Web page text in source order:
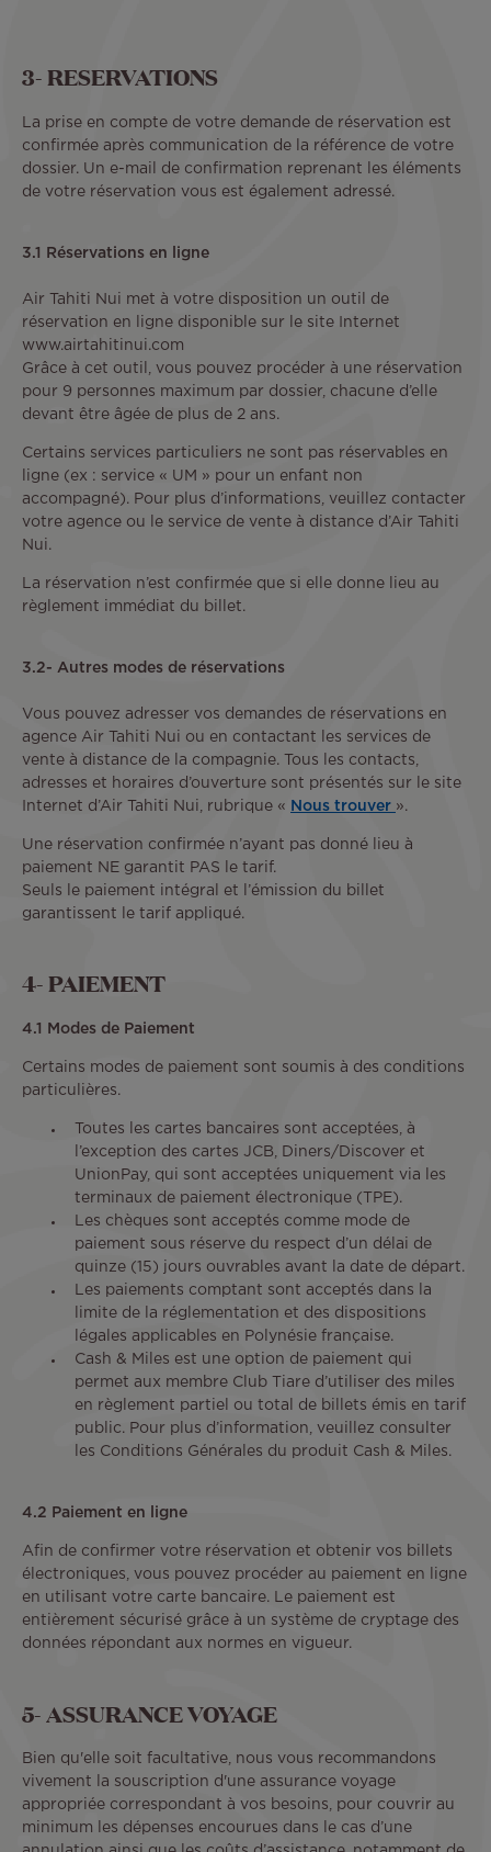
3- RESERVATIONS
La prise en compte de votre demande de réservation est
confirmée après communication de la référence de votre
dossier. Un e-mail de confirmation reprenant les éléments
de votre réservation vous est également adressé.
3.1 Réservations en ligne
Air Tahiti Nui met à votre disposition un outil de
réservation en ligne disponible sur le site Internet
www.airtahitinui.com
Grâce à cet outil, vous pouvez procéder à une réservation
pour 9 personnes maximum par dossier, chacune d’elle
devant être âgée de plus de 2 ans.
Certains services particuliers ne sont pas réservables en
ligne (ex : service « UM » pour un enfant non
accompagné). Pour plus d’informations, veuillez contacter
votre agence ou le service de vente à distance d’Air Tahiti
Nui.
La réservation n’est confirmée que si elle donne lieu au
règlement immédiat du billet.
3.2- Autres modes de réservations
Vous pouvez adresser vos demandes de réservations en
agence Air Tahiti Nui ou en contactant les services de
vente à distance de la compagnie. Tous les contacts,
adresses et horaires d’ouverture sont présentés sur le site
Internet d’Air Tahiti Nui, rubrique «
Nous trouver ».
Une réservation confirmée n’ayant pas donné lieu à
paiement NE garantit PAS le tarif.
Seuls le paiement intégral et l’émission du billet
garantissent le tarif appliqué.
4- PAIEMENT
4.1 Modes de Paiement
Certains modes de paiement sont soumis à des conditions
particulières.
Toutes les cartes bancaires sont acceptées, à
l’exception des cartes JCB, Diners/Discover et
UnionPay, qui sont acceptées uniquement via les
terminaux de paiement électronique (TPE).
Les chèques sont acceptés comme mode de
paiement sous réserve du respect d’un délai de
quinze (15) jours ouvrables avant la date de départ.
Les paiements comptant sont acceptés dans la
limite de la réglementation et des dispositions
légales applicables en Polynésie française.
Cash & Miles est une option de paiement qui
permet aux membre Club Tiare d’utiliser des miles
en règlement partiel ou total de billets émis en tarif
public. Pour plus d’information, veuillez consulter
les Conditions Générales du produit Cash & Miles.
4.2 Paiement en ligne
Afin de confirmer votre réservation et obtenir vos billets
électroniques, vous pouvez procéder au paiement en ligne
en utilisant votre carte bancaire. Le paiement est
entièrement sécurisé grâce à un système de cryptage des
données répondant aux normes en vigueur.
5- ASSURANCE VOYAGE
Bien qu'elle soit facultative, nous vous recommandons
vivement la souscription d'une assurance voyage
appropriée correspondant à vos besoins, pour couvrir au
minimum les dépenses encourues dans le cas d’une